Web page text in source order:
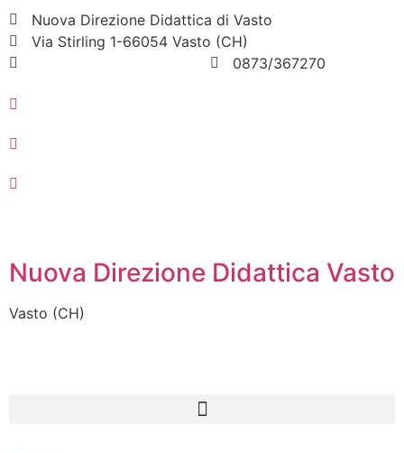
Nuova Direzione Didattica di Vasto
Via Stirling 1-66054 Vasto (CH)
0873/367270
Nuova Direzione Didattica Vasto
Vasto (CH)